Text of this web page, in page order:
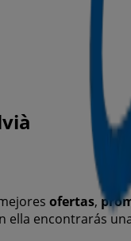
ofertas,
ella encontrarás